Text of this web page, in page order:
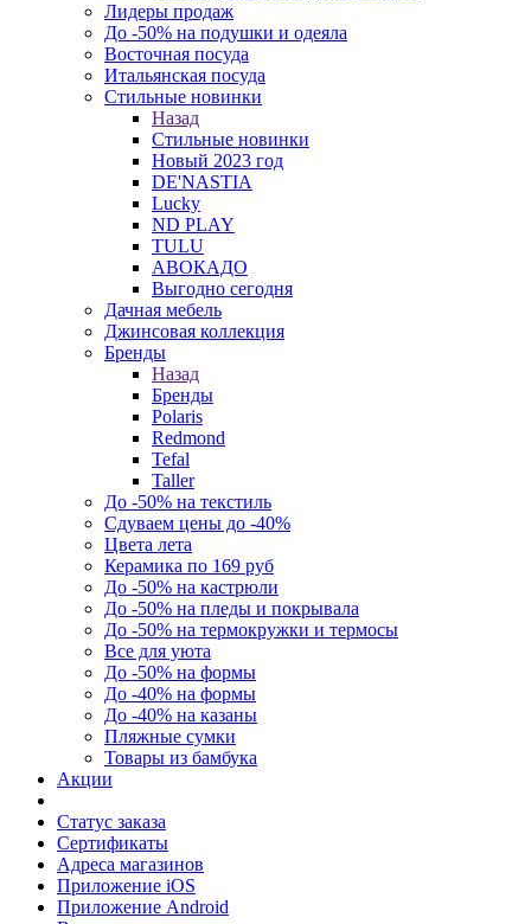
Лидеры продаж
До -50% на подушки и одеяла
Восточная посуда
Итальянская посуда
Стильные новинки
Назад
Стильные новинки
Новый 2023 год
DE'NASTIA
Lucky
ND PLAY
TULU
АВОКАДО
Выгодно сегодня
Дачная мебель
Джинсовая коллекция
Бренды
Назад
Бренды
Polaris
Redmond
Tefal
Taller
До -50% на текстиль
Сдуваем цены до -40%
Цвета лета
Керамика по 169 руб
До -50% на кастрюли
До -50% на пледы и покрывала
До -50% на термокружки и термосы
Все для уюта
До -50% на формы
До -40% на формы
До -40% на казаны
Пляжные сумки
Товары из бамбука
Акции
Статус заказа
Сертификаты
Адреса магазинов
Приложение iOS
Приложение Android